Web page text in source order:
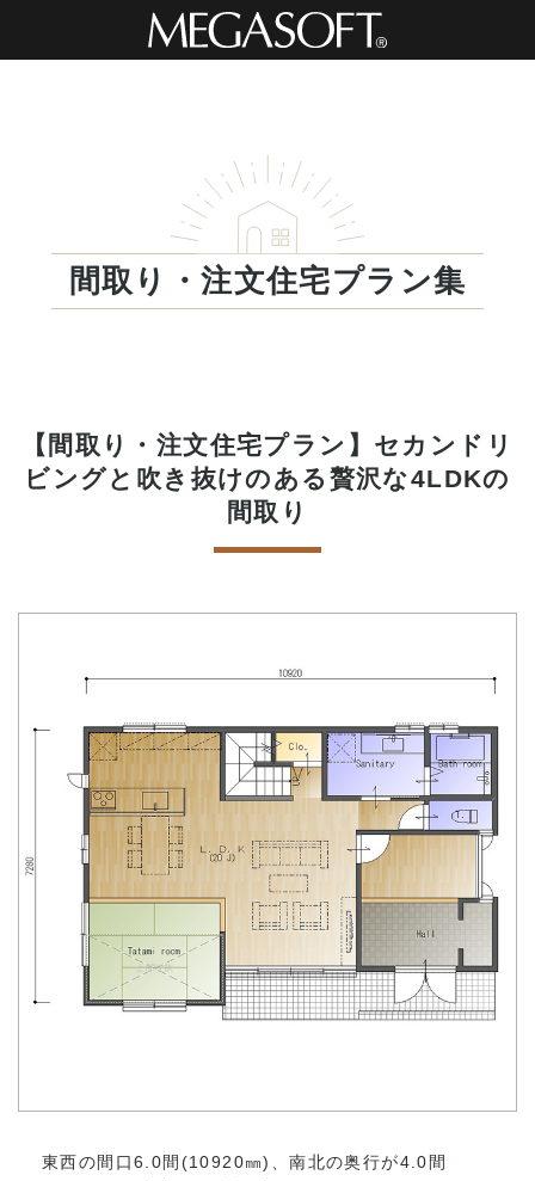
間取り・注文住宅プラン集
【間取り・注文住宅プラン】セカンドリ
ビングと吹き抜けのある贅沢な4LDKの
間取り
東西の間口6.0間(10920㎜)、南北の奥行が4.0間